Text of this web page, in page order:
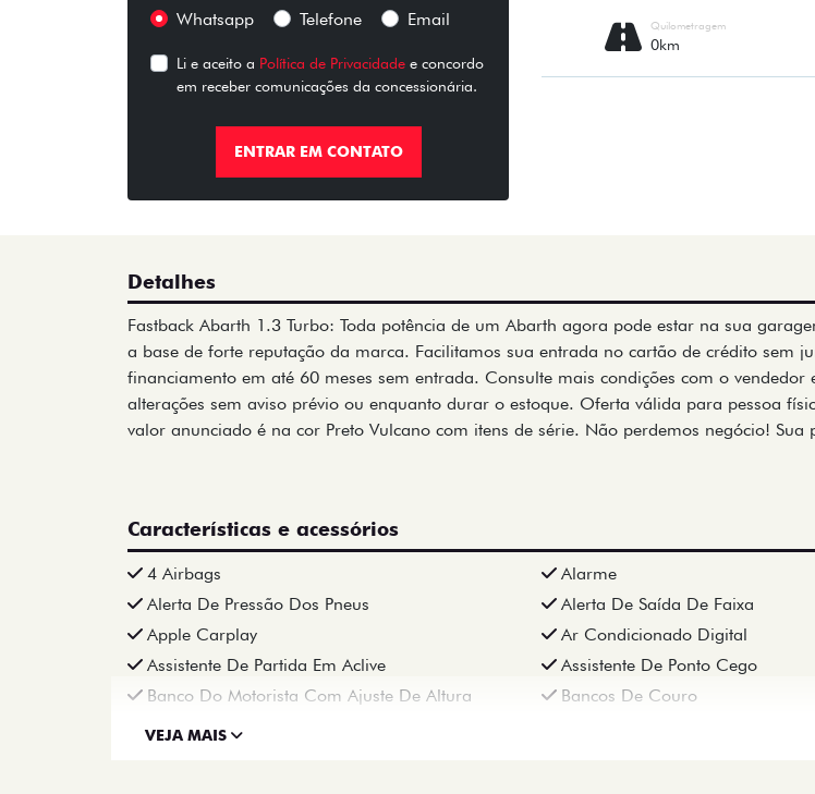
Whatsapp Telefone Email
Li e aceito a Política de Privacidade e concordo
em receber comunicações da concessionária.
ENTRAR EM CONTATO
Quilometragem
0km
Detalhes
Fastback Abarth 1.3 Turbo: Toda potência de um Abarth agora pode estar na sua
a base de forte reputação da marca. Facilitamos sua entrada no cartão de crédito sem
financiamento em até 60 meses sem entrada. Consulte mais condições com o
alterações sem aviso prévio ou enquanto durar o estoque. Oferta válida para pessoa
valor anunciado é na cor Preto Vulcano com itens de série. Não perdemos negócio! Sua
Características e acessórios
4 Airbags Alarme
Alerta De Pressão Dos Pneus
Alerta De Saída De Faixa
Apple Carplay
Ar Condicionado Digital
Assistente De Partida Em Aclive
Assistente De Ponto Cego
Banco Do Motorista Com Ajuste De Altura
Bancos De Couro
VEJA MAIS